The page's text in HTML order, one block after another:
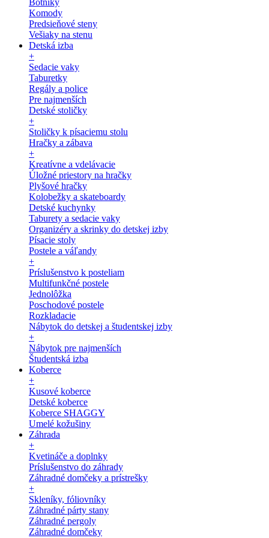
Botníky
Komody
Predsieňové steny
Vešiaky na stenu
Detská izba
+
Sedacie vaky
Taburetky
Regály a police
Pre najmenších
Detské stoličky
+
Stoličky k písaciemu stolu
Hračky a zábava
+
Kreatívne a vdelávacie
Úložné priestory na hračky
Plyšové hračky
Kolobežky a skateboardy
Detské kuchynky
Taburety a sedacie vaky
Organizéry a skrinky do detskej izby
Písacie stoly
Postele a váľandy
+
Príslušenstvo k posteliam
Multifunkčné postele
Jednolôžka
Poschodové postele
Rozkladacie
Nábytok do detskej a študentskej izby
+
Nábytok pre najmenších
Študentská izba
Koberce
+
Kusové koberce
Detské koberce
Koberce SHAGGY
Umelé kožušiny
Záhrada
+
Kvetináče a doplnky
Príslušenstvo do záhrady
Záhradné domčeky a prístrešky
+
Skleníky, fóliovníky
Záhradné párty stany
Záhradné pergoly
Záhradné domčeky